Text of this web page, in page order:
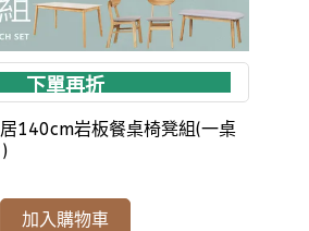
下單再折
140cm岩板餐桌椅凳組(一桌
加入購物車